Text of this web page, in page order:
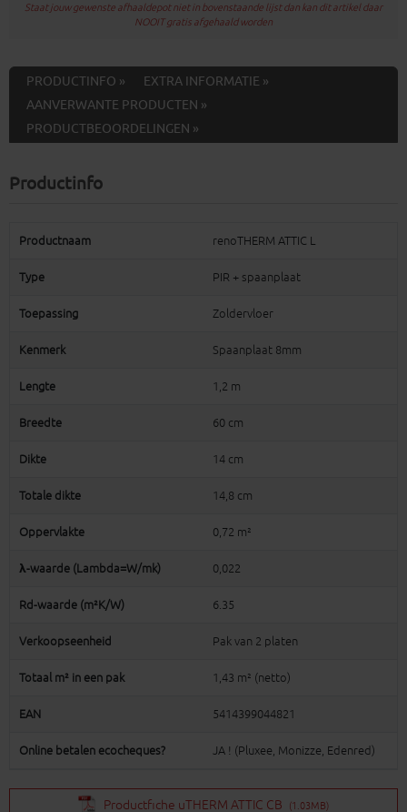
Staat jouw gewenste afhaaldepot niet in bovenstaande lijst dan kan dit artikel daar
NOOIT gratis afgehaald worden
PRODUCTINFO »
EXTRA INFORMATIE »
AANVERWANTE PRODUCTEN »
PRODUCTBEOORDELINGEN »
Productinfo
Productnaam renoTHERM ATTIC L
Type PIR + spaanplaat
Toepassing Zoldervloer
Kenmerk Spaanplaat 8mm
Lengte 1,2 m
Breedte 60 cm
Dikte 14 cm
Totale dikte 14,8 cm
Oppervlakte 0,72 m²
λ-waarde (Lambda=W/mk) 0,022
Rd-waarde (m²K/W) 6.35
Verkoopseenheid Pak van 2 platen
Totaal m² in een pak 1,43 m² (netto)
EAN 5414399044821
Online betalen ecocheques? JA ! (Pluxee, Monizze, Edenred)
Productfiche uTHERM ATTIC CB (1.03MB)